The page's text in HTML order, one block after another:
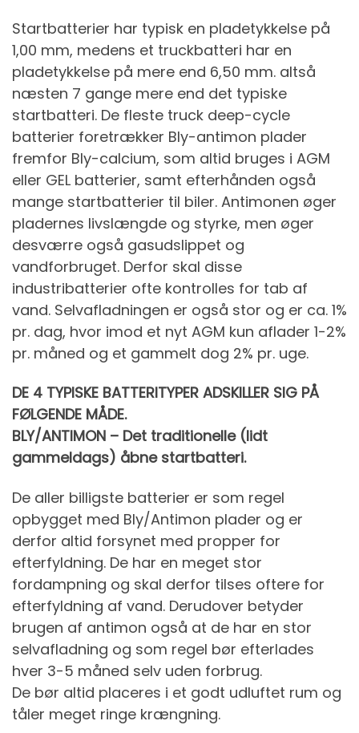
Startbatterier har typisk en pladetykkelse på
1,00 mm, medens et truckbatteri har en
pladetykkelse på mere end 6,50 mm. altså
næsten 7 gange mere end det typiske
startbatteri. De fleste truck deep-cycle
batterier foretrækker Bly-antimon plader
fremfor Bly-calcium, som altid bruges i AGM
eller GEL batterier, samt efterhånden også
mange startbatterier til biler. Antimonen øger
pladernes livslængde og styrke, men øger
desværre også gasudslippet og
vandforbruget. Derfor skal disse
industribatterier ofte kontrolles for tab af
vand. Selvafladningen er også stor og er ca. 1%
pr. dag, hvor imod et nyt AGM kun aflader 1-2%
pr. måned og et gammelt dog 2% pr. uge.
DE 4 TYPISKE BATTERITYPER ADSKILLER SIG PÅ
FØLGENDE MÅDE.
BLY/ANTIMON – Det traditionelle (lidt
gammeldags) åbne startbatteri.
De aller billigste batterier er som regel
opbygget med Bly/Antimon plader og er
derfor altid forsynet med propper for
efterfyldning. De har en meget stor
fordampning og skal derfor tilses oftere for
efterfyldning af vand. Derudover betyder
brugen af antimon også at de har en stor
selvafladning og som regel bør efterlades
hver 3-5 måned selv uden forbrug.
De bør altid placeres i et godt udluftet rum og
tåler meget ringe krængning.